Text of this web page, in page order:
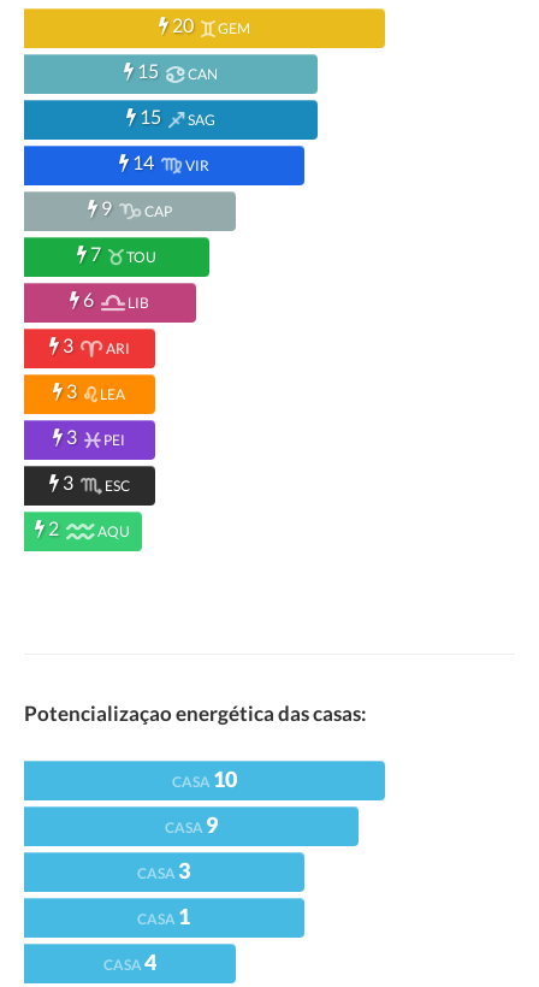
20 GEM
15 CAN
15 SAG
14 VIR
9 CAP
7 TOU
6 LIB
3 ARI
3 LEA
3 PEI
3 ESC
2 AQU
Potencializaçao energética das casas:
CASA 10
CASA 9
CASA 3
CASA 1
CASA4